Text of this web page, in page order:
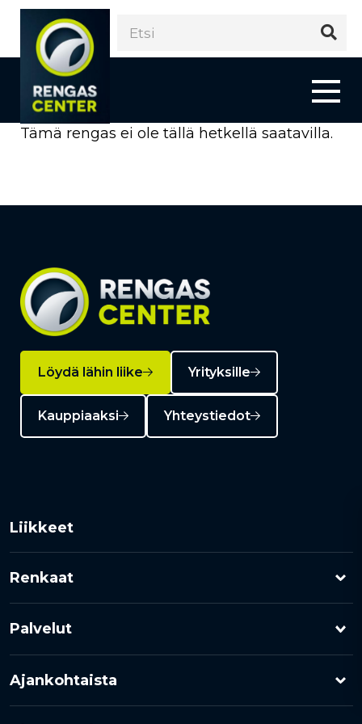
Tämä rengas ei ole tällä hetkellä saatavilla.
Löydä lähin liike Yrityksille
Kauppiaaksi Yhteystiedot
Liikkeet
Renkaat
Henkilöauton renkaat
Kuorma-auton renkaat
Palvelut
Rengashotelli
Ajankohtaista
Kampanjat